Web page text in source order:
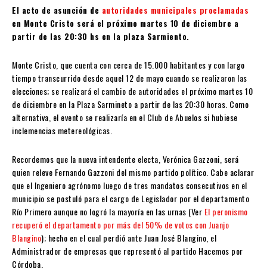
El acto de asunción de autoridades municipales proclamadas
en Monte Cristo será el próximo martes 10 de diciembre a
partir de las 20:30 hs en la plaza Sarmiento.
Monte Cristo, que cuenta con cerca de 15.000 habitantes y con largo
tiempo transcurrido desde aquel 12 de mayo cuando se realizaron las
elecciones; se realizará el cambio de autoridades el próximo martes 10
de diciembre en la Plaza Sarmineto a partir de las 20:30 horas. Como
alternativa, el evento se realizaría en el Club de Abuelos si hubiese
inclemencias metereológicas.
Recordemos que la nueva intendente electa, Verónica Gazzoni, será
quien releve Fernando Gazzoni del mismo partido político. Cabe aclarar
que el Ingeniero agrónomo luego de tres mandatos consecutivos en el
municipio se postuló para el cargo de Legislador por el departamento
Río Primero aunque no logró la mayoría en las urnas (Ver El peronismo
recuperó el departamento por más del 50% de votos con Juanjo
Blangino); hecho en el cual perdió ante Juan José Blangino, el
Administrador de empresas que representó al partido Hacemos por
Córdoba.